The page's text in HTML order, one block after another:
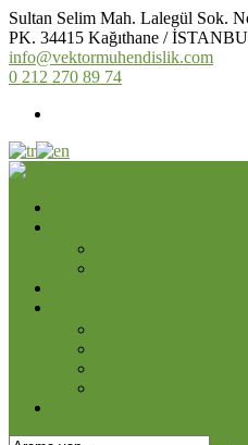
Sultan Selim Mah. Lalegül Sok.
PK. 34415 Kağıthane /
info@vektormuhendislik.com
0 212 270 89 74